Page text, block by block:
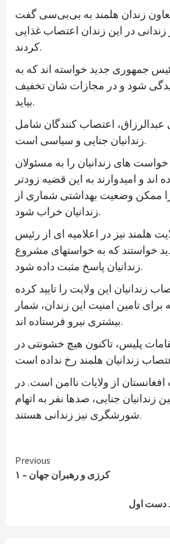
زندان هلمند به بی‌بی‌سی گفت
در این زندان اعتصاب غذایی
کردند.
جمهوری جدید خواسته اند که به
شود و در مجازات شان تخفیف
بیاید.
عبدالرزاق، اعتصاب کنندگان شامل
زندانیان جنایی و سیاسی است.
های زندانیان را به مسئولان
اند و امیدوارند به این قضیه زودتر
ممکن وضعیت بهداشتی شماری از
زندانیان خراب شود.
هلمند نیز در اعلامیه ای از رئیس
خواستند که به خواستهای مشروع
زندانیان پاسخ مثبت داده شود.
زندانیان این ولایت را تایید کرده
تامین امنیت این زندان، شمار
بیشتری نیرو فرستاده اند.
پلیس، تاکنون هیچ خشونتی در
از ولایات ناامن است. در
زندانیان جنایی، صدها نفر به اتهام
شورشگری نیز زندانی هستند.
Continue
Reading
Previous
کرزی و رهبران جهان – ۱
دست اول